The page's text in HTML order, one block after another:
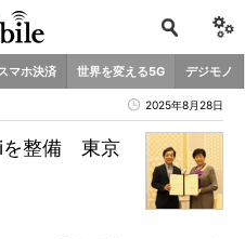
マホ決済 世界を変える5G デジモノ
2025年8月28日
を整備 東京